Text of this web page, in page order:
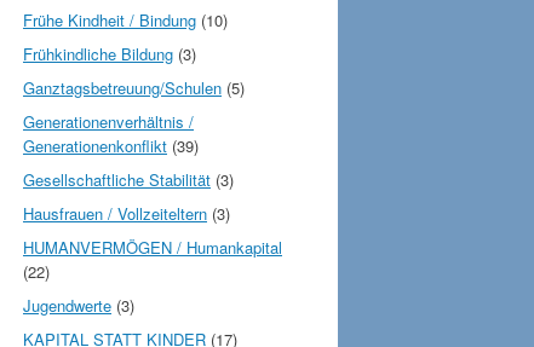
Frühe Kindheit / Bindung (10)
Frühkindliche Bildung (3)
Ganztagsbetreuung/Schulen (5)
Generationenverhältnis /
Generationenkonflikt (39)
Gesellschaftliche Stabilität (3)
Hausfrauen / Vollzeiteltern (3)
HUMANVERMÖGEN / Humankapital
(22)
Jugendwerte (3)
KAPITAL STATT KINDER (17)